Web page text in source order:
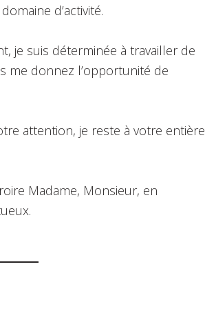
d’activité.
je suis déterminée à travailler de
me donnez l’opportunité de
attention, je reste à votre entière
Madame, Monsieur, en